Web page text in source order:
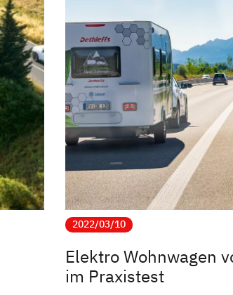
2022/03/10
Elektro Wohnwagen
im Praxistest